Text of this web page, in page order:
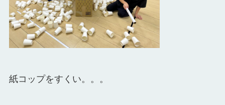
紙コップをすくい。。。